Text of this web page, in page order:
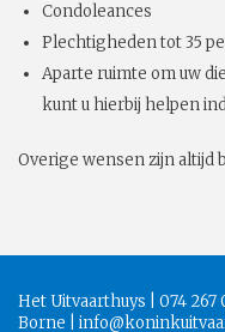
Condoleances
Plechtigheden tot 35
Aparte ruimte om uw
kunt u hierbij helpen
Overige wensen zijn altijd
Het Uitvaarthuys | 074 267
Borne |